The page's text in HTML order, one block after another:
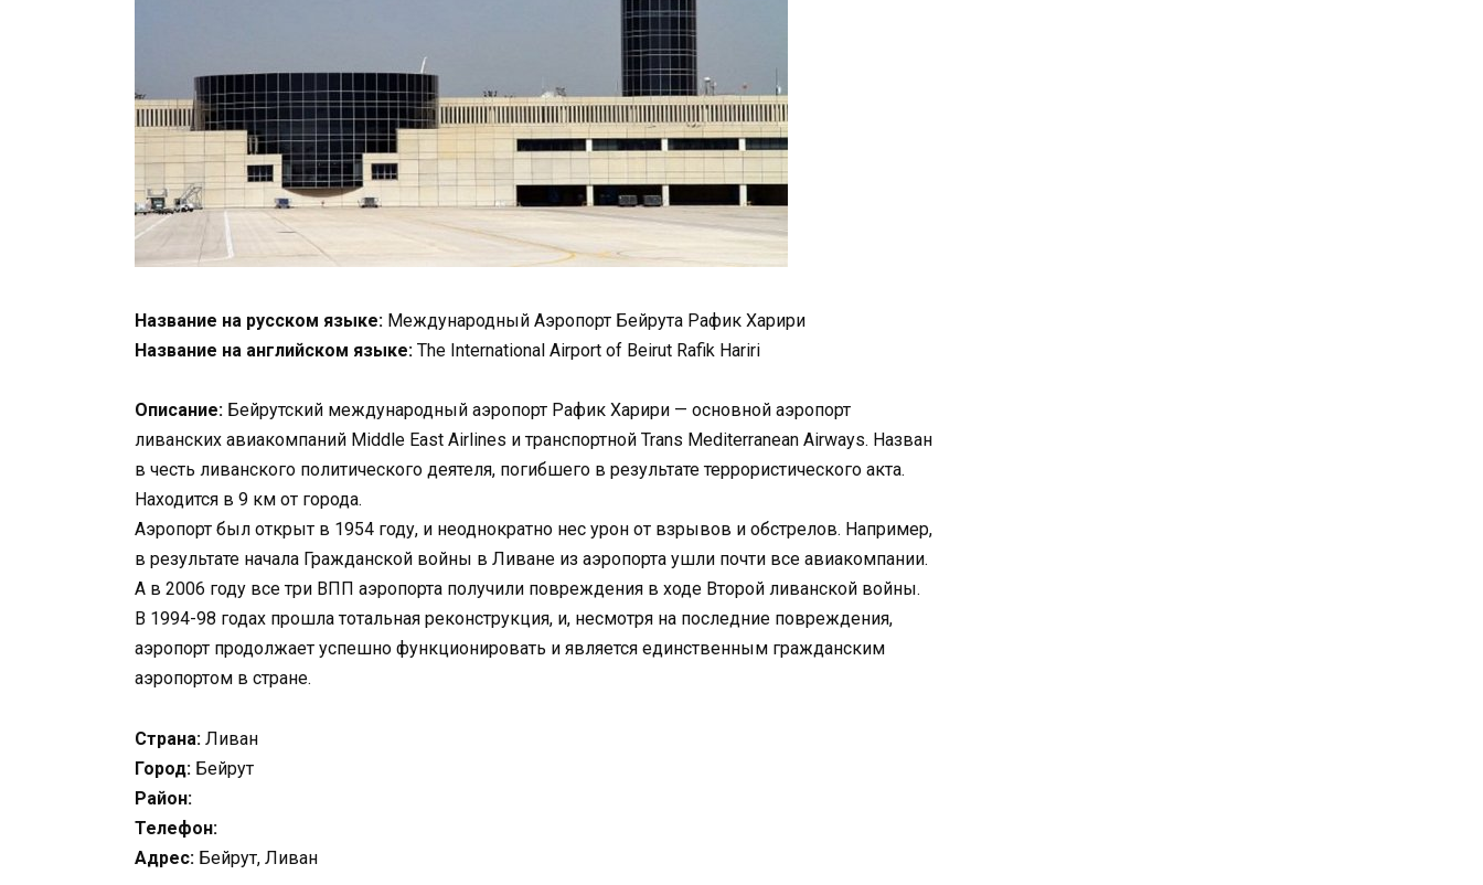
Название на русском языке: Международный Аэропорт Бейрута Рафик Харири
Название на английском языке: The International Airport of Beirut Rafik Hariri
Описание: Бейрутский международный аэропорт Рафик Харири — основной аэропорт
ливанских авиакомпаний Middle East Airlines и транспортной Trans Mediterranean Airways. Назван
в честь ливанского политического деятеля, погибшего в результате террористического акта.
Находится в 9 км от города.
Аэропорт был открыт в 1954 году, и неоднократно нес урон от взрывов и обстрелов. Например,
в результате начала Гражданской войны в Ливане из аэропорта ушли почти все авиакомпании.
А в 2006 году все три ВПП аэропорта получили повреждения в ходе Второй ливанской войны.
В 1994-98 годах прошла тотальная реконструкция, и, несмотря на последние повреждения,
аэропорт продолжает успешно функционировать и является единственным гражданским
аэропортом в стране.
Страна: Ливан
Город: Бейрут
Район:
Телефон:
Адрес: Бейрут, Ливан